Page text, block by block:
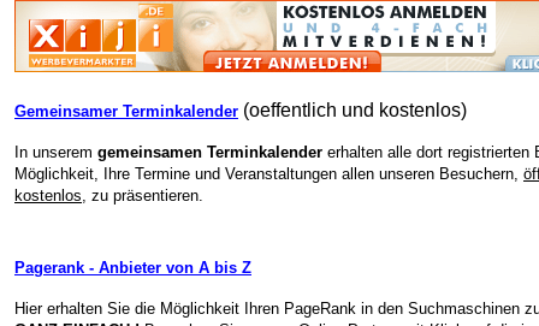
Gemeinsamer Terminkalender (oeffentlich und kostenlos)
In unserem gemeinsamen Terminkalender erhalten alle dort registrierten
Möglichkeit, Ihre Termine und Veranstaltungen allen unseren Besuchern,
kostenlos, zu präsentieren.
Pagerank - Anbieter von A bis Z
Hier erhalten Sie die Möglichkeit Ihren PageRank in den Suchmaschinen